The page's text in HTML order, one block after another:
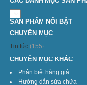
SẢN PHẨM NỔI BẬT
CHUYÊN MỤC
Tin tức (155)
CHUYÊN MỤC KHÁC
Phân biệt hàng giả
Hướng dẫn sửa chữa